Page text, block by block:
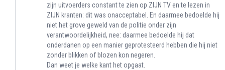
zijn uitvoerders constant te zien op ZIJN TV en te lezen in
ZIJN kranten: dit was onacceptabel. En daarmee bedoelde hij
niet het grove geweld van de politie onder zijn
verantwoordelijkheid, nee: daarmee bedoelde hij dat
onderdanen op een manier geprotesteerd hebben die hij niet
zonder blikken of blozen kon negeren.
Dan weet je welke kant het opgaat.